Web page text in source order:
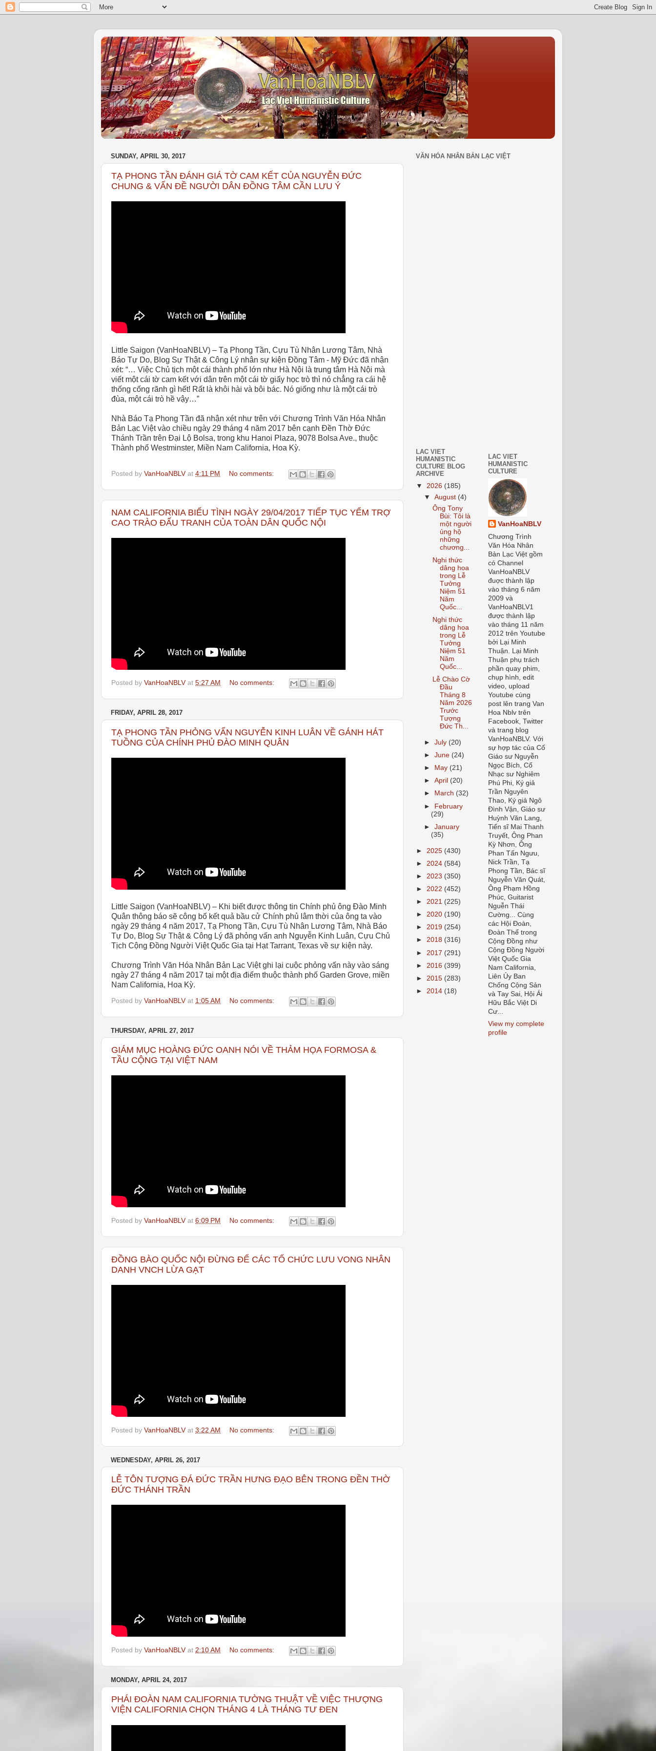
SUNDAY, APRIL 30, 2017
TẠ PHONG TẦN ĐÁNH GIÁ TỜ CAM KẾT CỦA NGUYỄN ĐỨC
CHUNG & VẤN ĐỀ NGƯỜI DÂN ĐỒNG TÂM CẦN LƯU Ý
Little Saigon (VanHoaNBLV) – Tạ Phong Tần, Cựu Tù Nhân Lương Tâm, Nhà
Báo Tự Do, Blog Sự Thật & Công Lý nhân sự kiện Đồng Tâm - Mỹ Đức đã nhận
xét: “… Việc Chủ tịch một cái thành phố lớn như Hà Nội là trung tâm Hà Nội mà
viết một cái tờ cam kết với dân trên một cái tờ giấy học trò thì nó chẳng ra cái hệ
thống cống rãnh gì hết! Rất là khôi hài và bôi bác. Nó giống như là một cái trò
đùa, một cái trò hề vậy…”
Nhà Báo Tạ Phong Tần đã nhận xét như trên với Chương Trình Văn Hóa Nhân
Bản Lạc Việt vào chiều ngày 29 tháng 4 năm 2017 bên cạnh Đền Thờ Đức
Thánh Trần trên Đại Lộ Bolsa, trong khu Hanoi Plaza, 9078 Bolsa Ave., thuộc
Thành phố Westminster, Miền Nam California, Hoa Kỳ.
Posted by VanHoaNBLV at 4:11 PM No comments:
NAM CALIFORNIA BIỂU TÌNH NGÀY 29/04/2017 TIẾP TỤC YỂM TRỢ
CAO TRÀO ĐẤU TRANH CỦA TOÀN DÂN QUỐC NỘI
Posted by VanHoaNBLV at 5:27 AM No comments:
FRIDAY, APRIL 28, 2017
TẠ PHONG TẦN PHỎNG VẤN NGUYỄN KINH LUÂN VỀ GÁNH HÁT
TUỒNG CỦA CHÍNH PHỦ ĐÀO MINH QUÂN
Little Saigon (VanHoaNBLV) – Khi biết được thông tin Chính phủ ông Đào Minh
Quân thông báo sẽ công bố kết quả bầu cử Chính phủ lâm thời của ông ta vào
ngày 29 tháng 4 năm 2017, Tạ Phong Tần, Cựu Tù Nhân Lương Tâm, Nhà Báo
Tự Do, Blog Sự Thật & Công Lý đã phỏng vấn anh Nguyễn Kinh Luân, Cựu Chủ
Tịch Cộng Đồng Người Việt Quốc Gia tại Hạt Tarrant, Texas về sự kiện này.
Chương Trình Văn Hóa Nhân Bản Lạc Việt ghi lại cuộc phỏng vấn này vào sáng
ngày 27 tháng 4 năm 2017 tại một địa điểm thuộc thành phố Garden Grove, miền
Nam California, Hoa Kỳ.
Posted by VanHoaNBLV at 1:05 AM No comments:
THURSDAY, APRIL 27, 2017
GIÁM MỤC HOÀNG ĐỨC OANH NÓI VỀ THẢM HỌA FORMOSA &
TẦU CỘNG TẠI VIỆT NAM
Posted by VanHoaNBLV at 6:09 PM No comments:
ĐỒNG BÀO QUỐC NỘI ĐỪNG ĐỂ CÁC TỔ CHỨC LƯU VONG NHÂN
DANH VNCH LỪA GẠT
Posted by VanHoaNBLV at 3:22 AM No comments:
WEDNESDAY, APRIL 26, 2017
LỄ TÔN TƯỢNG ĐÁ ĐỨC TRẦN HƯNG ĐẠO BÊN TRONG ĐỀN THỜ
ĐỨC THÁNH TRẦN
Posted by VanHoaNBLV at 2:10 AM No comments:
MONDAY, APRIL 24, 2017
PHÁI ĐOÀN NAM CALIFORNIA TƯỜNG THUẬT VỀ VIỆC THƯỢNG
VIỆN CALIFORNIA CHỌN THÁNG 4 LÀ THÁNG TƯ ĐEN
VĂN HÓA NHÂN BẢN LẠC VIỆT
LAC VIET
HUMANISTIC
CULTURE BLOG
ARCHIVE
▼ 2026 (185)
▼August (4)
Ông Tony
Bùi: Tôi là
một người
ủng hộ
những
chương...
Nghi thức
dâng hoa
trong Lễ
Tưởng
Niệm 51
Năm
Quốc...
Nghi thức
dâng hoa
trong Lễ
Tưởng
Niệm 51
Năm
Quốc...
Lễ Chào Cờ
Đầu
Tháng 8
Năm 2026
Trước
Tượng
Đức Th...
►July (20)
►June (24)
►
May (21)
►April (20)
►
March (32)
► February
(29)
►January
(35)
► 2025 (430)
► 2024 (584)
► 2023 (350)
► 2022 (452)
► 2021 (225)
► 2020 (190)
► 2019 (254)
► 2018 (316)
► 2017 (291)
► 2016 (399)
► 2015 (283)
► 2014 (18)
LAC VIET
HUMANISTIC
CULTURE
VanHoaNBLV
Chương Trình
Văn Hóa Nhân
Bản Lạc Việt gồm
có Channel
VanHoaNBLV
đuợc thành lập
vào tháng 6 năm
2009 và
VanHoaNBLV1
được thành lập
vào tháng 11 năm
2012 trên Youtube
bởi Lại Minh
Thuận. Lại Minh
Thuận phụ trách
phần quay phim,
chụp hình, edit
video, upload
Youtube cùng
post lên trang Van
Hoa Nblv trên
Facebook, Twitter
và trang blog
VanHoaNBLV. Với
sự hợp tác của Cố
Giáo sư Nguyễn
Ngọc Bích, Cố
Nhạc sư Nghiêm
Phú Phi, Ký giả
Trần Nguyên
Thao, Ký giả Ngô
Đình Vận, Giáo sư
Huỳnh Văn Lang,
Tiến sĩ Mai Thanh
Truyết, Ông Phan
Kỳ Nhơn, Ông
Phan Tấn Ngưu,
Nick Trần, Tạ
Phong Tần, Bác sĩ
Nguyễn Văn Quát,
Ông Phạm Hồng
Phúc, Guitarist
Nguễn Thái
Cường... Cùng
các Hội Đoàn,
Đoàn Thể trong
Cộng Đồng như
Cộng Đồng Người
Việt Quốc Gia
Nam California,
Liên Ủy Ban
Chống Cộng Sản
và Tay Sai, Hội Ái
Hữu Bắc Việt Di
Cư...
View my complete
profile